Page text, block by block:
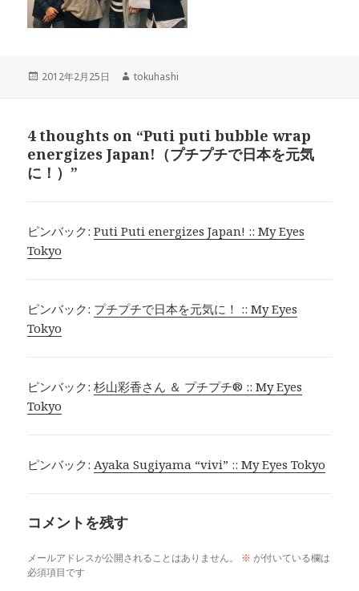
投
2012年2月25日
作
tokuhashi
4 thoughts on “Puti puti bubble wrap
energizes Japan!（プチプチで日本を元気
に！）”
ピンバック:Puti Puti energizes Japan! :: My Eyes
Tokyo
ピンバック: プチプチで日本を元気に！ :: My Eyes
Tokyo
ピンバック:杉山彩香さん ＆ プチプチ® :: My Eyes
Tokyo
ピンバック: Ayaka Sugiyama “vivi” :: My Eyes Tokyo
コメントを残す
メールアドレスが公開されることはありません。 ※ が付いている欄は
必須項目です